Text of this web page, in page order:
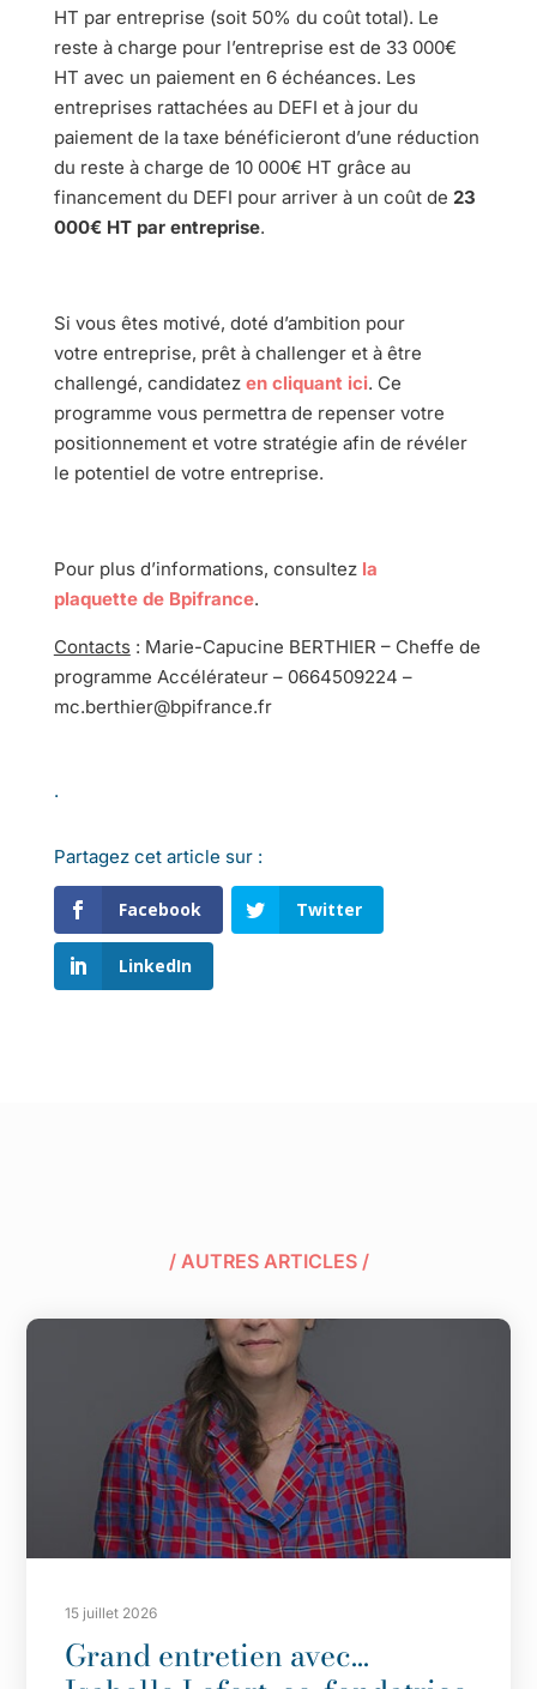
HT par entreprise (soit 50% du coût total). Le
reste à charge pour l’entreprise est de 33 000€
HT avec un paiement en 6 échéances. Les
entreprises rattachées au DEFI et à jour du
paiement de la taxe bénéficieront d’une réduction
du reste à charge de 10 000€ HT grâce au
financement du DEFI pour arriver à un coût de 23
000€ HT par entreprise.
Si vous êtes motivé, doté d’ambition pour
votre entreprise, prêt à challenger et à être
challengé, candidatez en cliquant ici. Ce
programme vous permettra de repenser votre
positionnement et votre stratégie afin de révéler
le potentiel de votre entreprise.
Pour plus d’informations, consultez la
plaquette de Bpifrance.
Contacts: Marie-Capucine BERTHIER – Cheffe de
programme Accélérateur – 0664509224 –
mc.berthier@bpifrance.fr
.
Partagez cet article sur :
Facebook Twitter
LinkedIn
/ AUTRES ARTICLES /
15 juillet 2026
Grand entretien avec…